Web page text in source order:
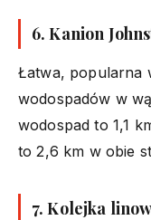
6.Kanion
Łatwa, popularna
wodospadów w
wodospad to 1,1
to 2,6 km w obie
7.Kolejka